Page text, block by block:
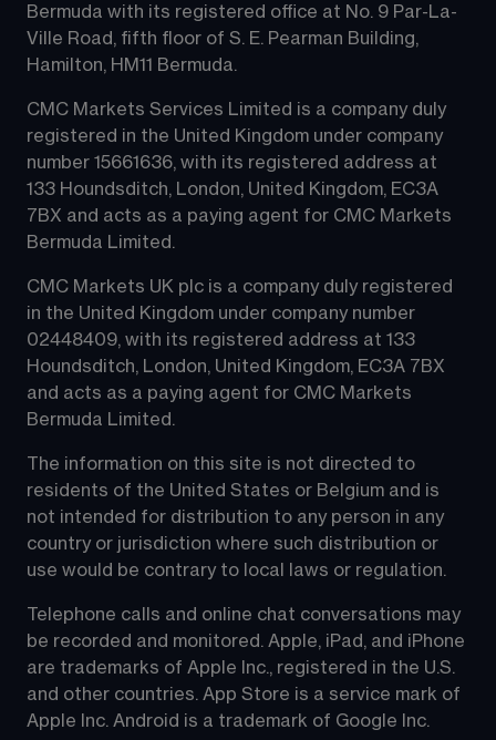
Bermuda with its registered office at No. 9 Par-La-
Ville Road, fifth floor of S. E. Pearman Building,
Hamilton, HM11 Bermuda.
CMC Markets Services Limited is a company duly
registered in the United Kingdom under company
number 15661636, with its registered address at
133 Houndsditch, London, United Kingdom, EC3A
7BX and acts as a paying agent for CMC Markets
Bermuda Limited.
CMC Markets UK plc is a company duly registered
in the United Kingdom under company number
02448409, with its registered address at 133
Houndsditch, London, United Kingdom, EC3A 7BX
and acts as a paying agent for CMC Markets
Bermuda Limited.
The information on this site is not directed to
residents of the United States or Belgium and is
not intended for distribution to any person in any
country or jurisdiction where such distribution or
use would be contrary to local laws or regulation.
Telephone calls and online chat conversations may
be recorded and monitored. Apple, iPad, and iPhone
are trademarks of Apple Inc., registered in the U.S.
and other countries. App Store is a service mark of
Apple Inc. Android is a trademark of Google Inc.